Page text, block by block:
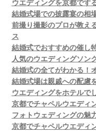
ウエディングを京都です
結婚式場での披露宴の相
前撮り撮影のプロが教え
ス
結婚式でおすすめの催し
人気のウエディングソン
結婚式の全てがわかる！
結婚式場は親戚への配慮
ウエディングをホテルで
京都でチャペルウエディ
フォトウェディングの魅
京都でチャペルウエディ